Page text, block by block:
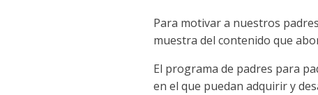
Para motivar a nuestros
muestra del contenido que
El programa de padres para
en el que puedan adquirir y